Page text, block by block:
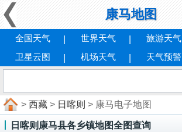
康马地图
全国天气 世界天气 旅游天气
卫星云图
机场天气 天气预警
> 西藏 > 日喀则 > 康马电子地图
日喀则康马县各乡镇地图全图查询